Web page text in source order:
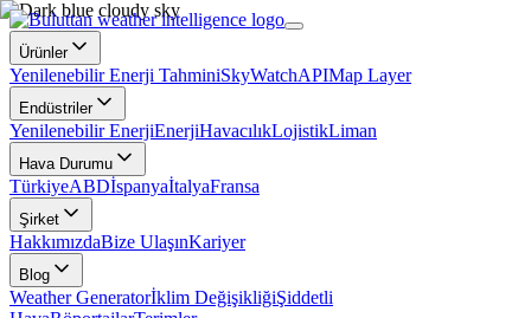
Ürünler
Yenilenebilir Enerji TahminiSkyWatchAPIMap Layer
Endüstriler
Yenilenebilir EnerjiEnerjiHavacılıkLojistikLiman
Hava Durumu
TürkiyeABDİspanyaİtalyaFransa
Şirket
HakkımızdaBize UlaşınKariyer
Blog
Weather Generatorİklim DeğişikliğiŞiddetli